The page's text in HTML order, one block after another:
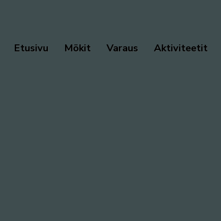
Etusivu Mökit Varaus Aktiviteetit